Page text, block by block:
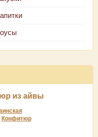
из айвы
Конфитюр